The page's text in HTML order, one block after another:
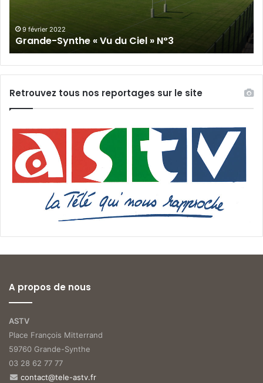
9 février 2022
Grande-Synthe « Vu du Ciel » N°3
Retrouvez tous nos reportages sur le site
A propos de nous
ASTV
Place François Mitterrand
59760 Grande-Synthe
03 28 62 77 77
contact@tele-astv.fr